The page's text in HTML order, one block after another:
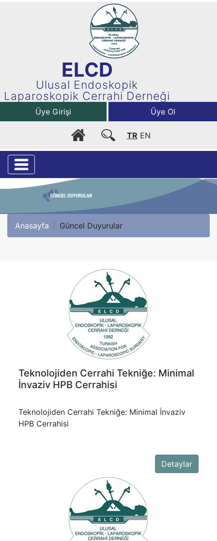
ELCD
Ulusal Endoskopik
Laparoskopik Cerrahi Derneği
Üye Ol
Üye Girişi
TR EN
Anasayfa Güncel Duyurular
Teknolojiden Cerrahi Tekniğe: Minimal
İnvaziv HPB Cerrahisi
Teknolojiden Cerrahi Tekniğe: Minimal İnvaziv
HPB Cerrahisi
Detaylar